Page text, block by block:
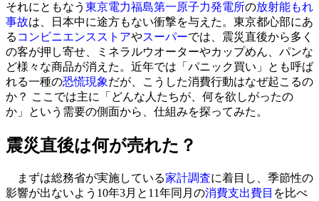
それにともなう 東京電力福島第一原子力発電所の放射能もれ
事故は、日本中に途方もない衝撃を与えた。東京都心部にあ
る コンビニエンスストアやスーパーでは、震災直後から多く
の客が押し寄せ、ミネラルウオーターやカップめん、パンな
ど様々な商品が消えた。近年では「パニック買い」とも呼ば
れる一種の恐慌現象だが、こうした消費行動はなぜ起こるの
か？ ここでは主に「どんな人たちが、何を欲しがったの
か」という需要の側面から、仕組みを探ってみた。
震災直後は何が売れた？
まずは総務省が実施している家計調査に着目し、季節性の
影響が出ないよう10年3月と11年同月の消費支出費目 を比べ